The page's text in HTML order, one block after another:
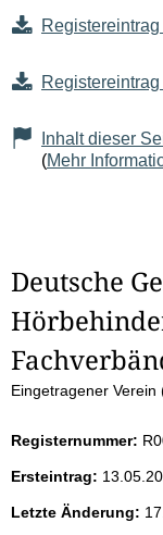
Inhalt dieser
(Mehr
S
e
i
e
n
Deutsche
Eingetragener Verein
Registernummer:
Ersteintrag:
Letzte Änderung: